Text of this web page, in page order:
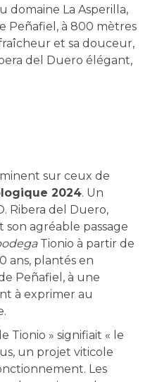
domaine La Asperilla,
Peñafiel, à 800 mètres
et sa douceur,
del Duero élégant,
sur ceux de
2024. Un
Ribera del Duero,
agréable passage
Tionio à partir de
ans, plantés en
Peñafiel, à une
à exprimer au
Tionio » signifiait « le
un projet viticole
Les